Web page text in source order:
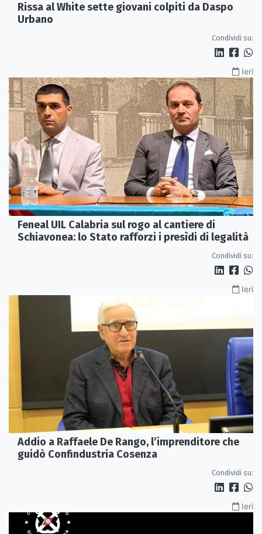
Rissa al White sette giovani colpiti da Daspo
Urbano
Condividi su:
Ieri
Feneal UIL Calabria sul rogo al cantiere di
Schiavonea: lo Stato rafforzi i presìdi di legalità
Condividi su:
Ieri
Addio a Raffaele De Rango, l’imprenditore che
guidò Confindustria Cosenza
Condividi su:
Ieri